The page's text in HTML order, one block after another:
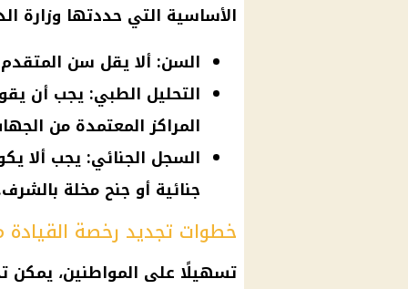
الأساسية التي حددتها وزارة
السن: ألا يقل سن المتقدم عن
التحليل الطبي: يجب أن
المراكز المعتمدة من
السجل الجنائي: يجب ألا
جنائية أو جنح مخلة
خطوات تجديد رخصة القيادة
تسهيلًا على المواطنين، يمكن